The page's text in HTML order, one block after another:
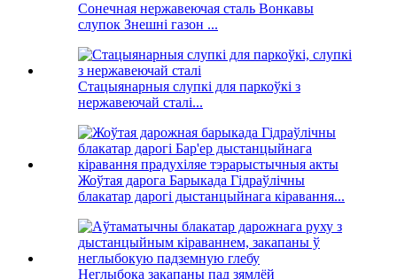
Сонечная нержавеючая сталь Вонкавы
слупок Знешні газон ...
Стацыянарныя слупкі для паркоўкі з
нержавеючай сталі...
Жоўтая дарога Барыкада Гідраўлічны
блакатар дарогі дыстанцыйнага кіравання...
Неглыбока закапаны пад зямлёй